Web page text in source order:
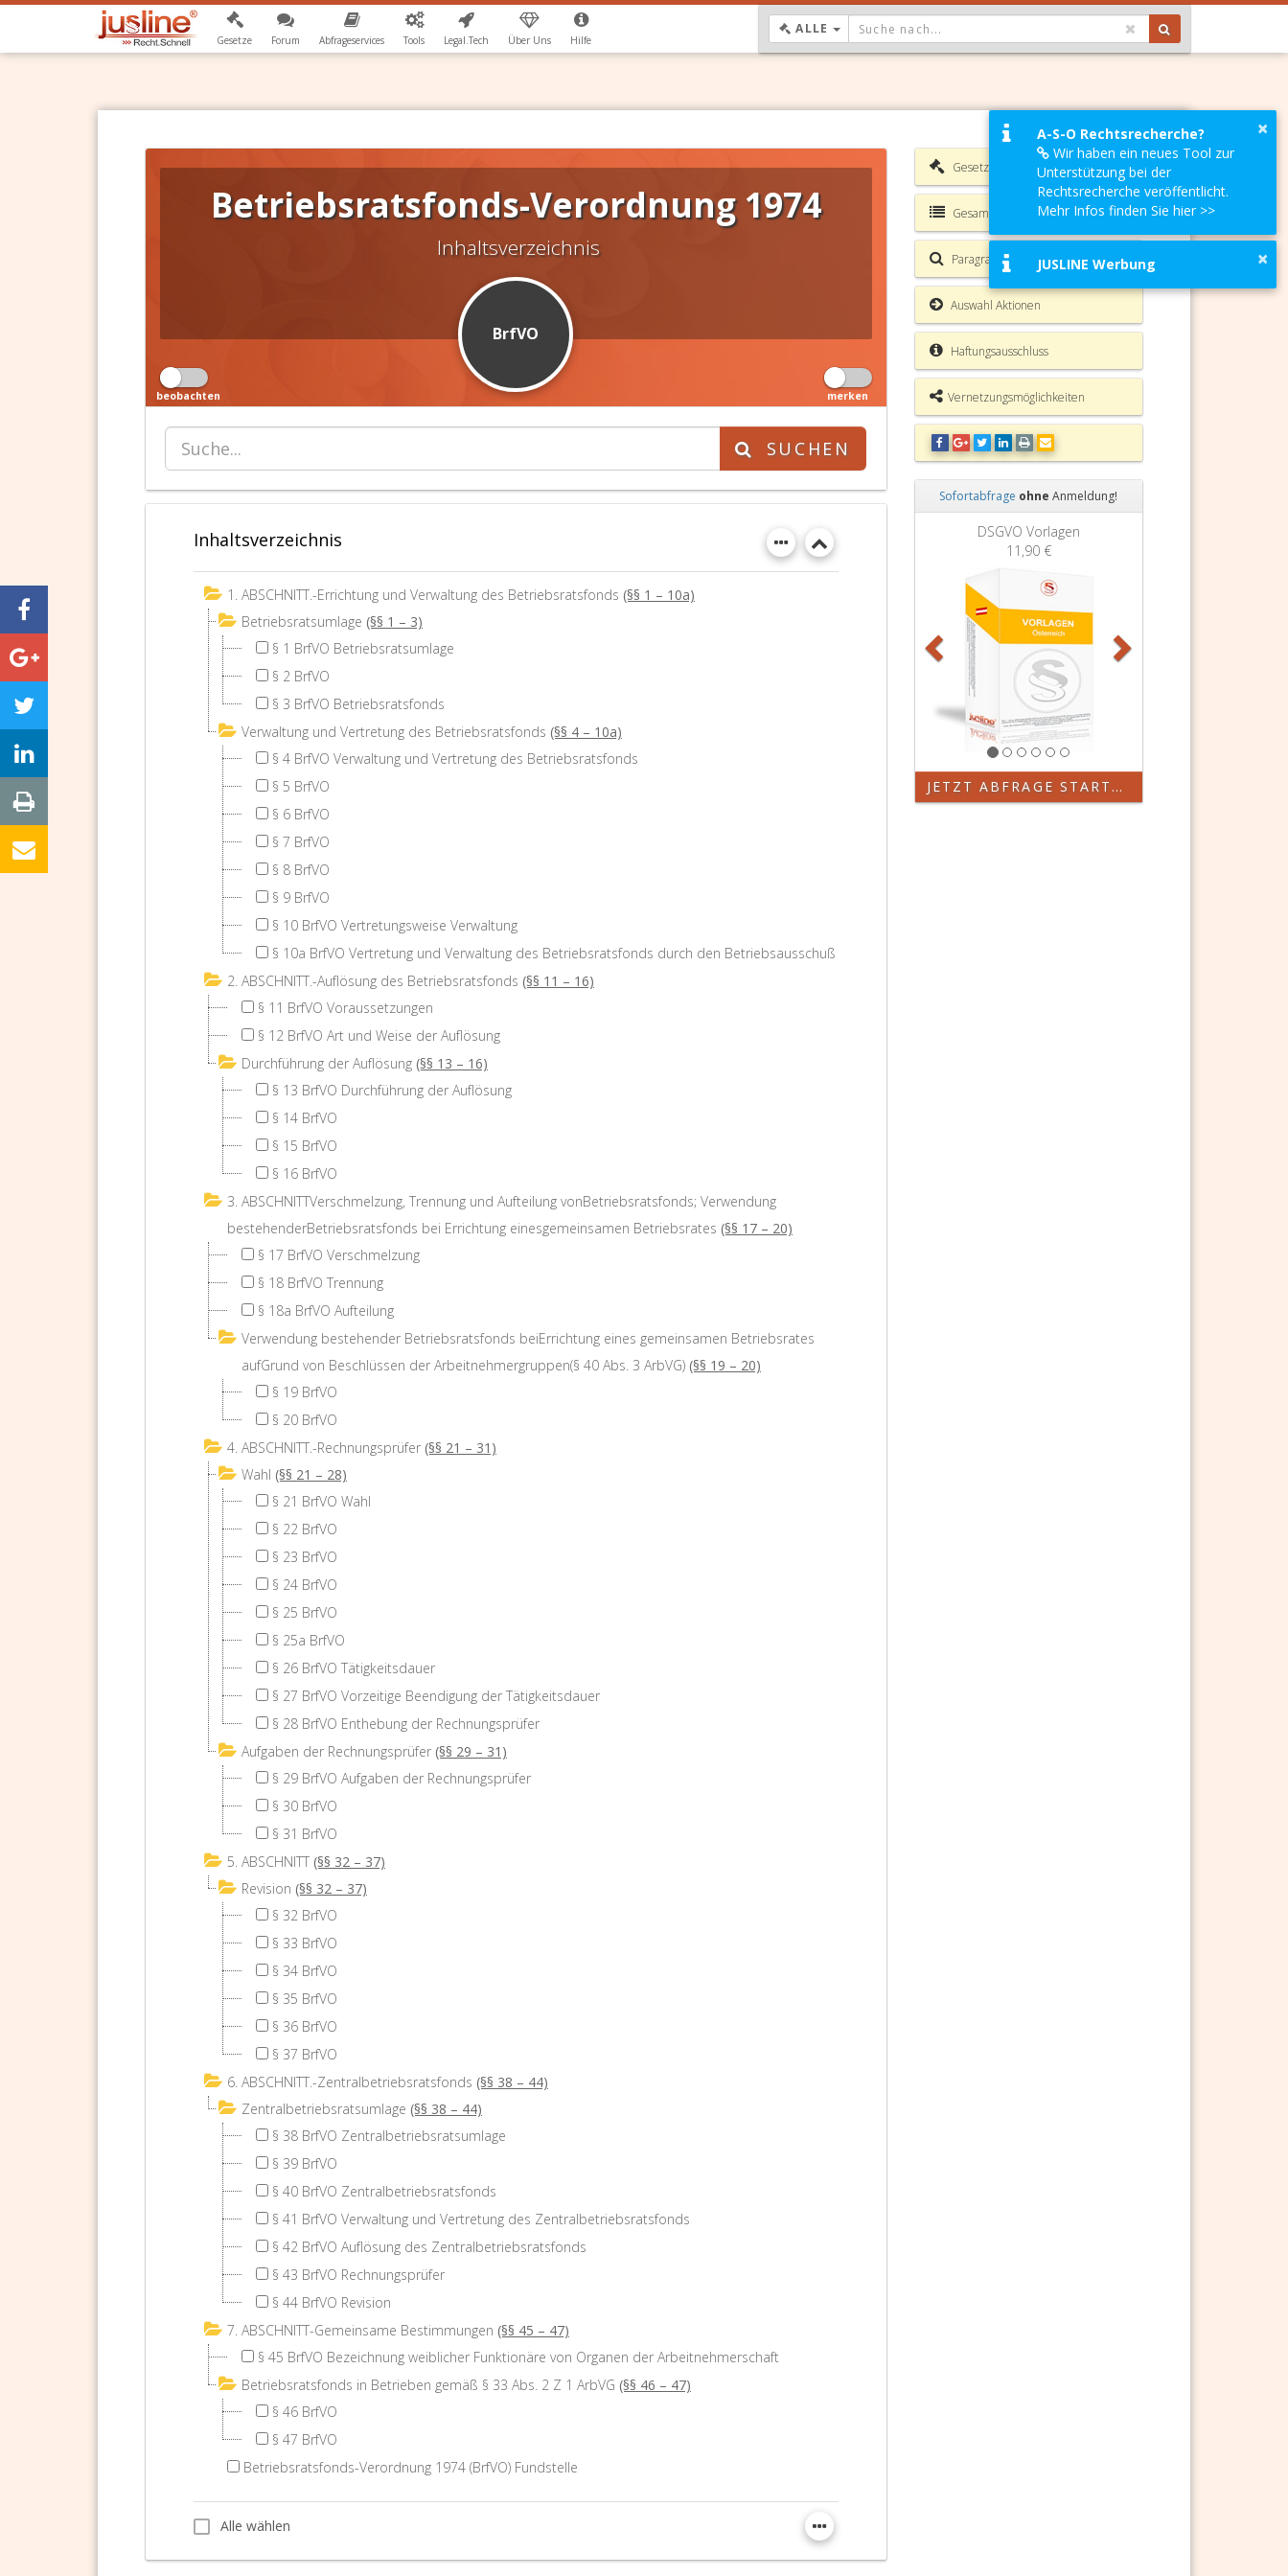
Gesetze Forum Abfrageservices Tools Legal.Tech Über Uns Hilfe
ALLE DROPDOWN: GEWÄHLTER WERT IST ALLE
Betriebsratsfonds-Verordnung 1974
Inhaltsverzeichnis
BrfVO
beobachten merken
SUCHEN
Inhaltsverzeichnis
1. ABSCHNITT.-Errichtung und Verwaltung des Betriebsratsfonds (§§ 1 – 10a)
Betriebsratsumlage (§§ 1 – 3)
§ 1 BrfVO Betriebsratsumlage
§ 2 BrfVO
§ 3 BrfVO Betriebsratsfonds
Verwaltung und Vertretung des Betriebsratsfonds (§§ 4 – 10a)
§ 4 BrfVO Verwaltung und Vertretung des Betriebsratsfonds
§ 5 BrfVO
§ 6 BrfVO
§ 7 BrfVO
§ 8 BrfVO
§ 9 BrfVO
§ 10 BrfVO Vertretungsweise Verwaltung
§ 10a BrfVO Vertretung und Verwaltung des Betriebsratsfonds durch den Betriebsausschuß
2. ABSCHNITT.-Auflösung des Betriebsratsfonds (§§ 11 – 16)
§ 11 BrfVO Voraussetzungen
§ 12 BrfVO Art und Weise der Auflösung
Durchführung der Auflösung (§§ 13 – 16)
§ 13 BrfVO Durchführung der Auflösung
§ 14 BrfVO
§ 15 BrfVO
§ 16 BrfVO
3. ABSCHNITTVerschmelzung, Trennung und Aufteilung vonBetriebsratsfonds; Verwendung
bestehenderBetriebsratsfonds bei Errichtung einesgemeinsamen Betriebsrates (§§ 17 – 20)
§ 17 BrfVO Verschmelzung
§ 18 BrfVO Trennung
§ 18a BrfVO Aufteilung
Verwendung bestehender Betriebsratsfonds beiErrichtung eines gemeinsamen Betriebsrates
aufGrund von Beschlüssen der Arbeitnehmergruppen(§ 40 Abs. 3 ArbVG) (§§ 19 – 20)
§ 19 BrfVO
§ 20 BrfVO
4. ABSCHNITT.-Rechnungsprüfer (§§ 21 – 31)
Wahl (§§ 21 – 28)
§ 21 BrfVO Wahl
§ 22 BrfVO
§ 23 BrfVO
§ 24 BrfVO
§ 25 BrfVO
§ 25a BrfVO
§ 26 BrfVO Tätigkeitsdauer
§ 27 BrfVO Vorzeitige Beendigung der Tätigkeitsdauer
§ 28 BrfVO Enthebung der Rechnungsprüfer
Aufgaben der Rechnungsprüfer (§§ 29 – 31)
§ 29 BrfVO Aufgaben der Rechnungsprüfer
§ 30 BrfVO
§ 31 BrfVO
5. ABSCHNITT (§§ 32 – 37)
Revision (§§ 32 – 37)
§ 32 BrfVO
§ 33 BrfVO
§ 34 BrfVO
§ 35 BrfVO
§ 36 BrfVO
§ 37 BrfVO
6. ABSCHNITT.-Zentralbetriebsratsfonds (§§ 38 – 44)
Zentralbetriebsratsumlage (§§ 38 – 44)
§ 38 BrfVO Zentralbetriebsratsumlage
§ 39 BrfVO
§ 40 BrfVO Zentralbetriebsratsfonds
§ 41 BrfVO Verwaltung und Vertretung des Zentralbetriebsratsfonds
§ 42 BrfVO Auflösung des Zentralbetriebsratsfonds
§ 43 BrfVO Rechnungsprüfer
§ 44 BrfVO Revision
7. ABSCHNITT-Gemeinsame Bestimmungen (§§ 45 – 47)
§ 45 BrfVO Bezeichnung weiblicher Funktionäre von Organen der Arbeitnehmerschaft
Betriebsratsfonds in Betrieben gemäß § 33 Abs. 2 Z 1 ArbVG (§§ 46 – 47)
§ 46 BrfVO
§ 47 BrfVO
Betriebsratsfonds-Verordnung 1974 (BrfVO) Fundstelle
Alle wählen
Alle wählen
Gesetzesverzeichnis
Gesamte Rechtsvorschrift
Paragrafen Volltextsuche
Auswahl Aktionen
Haftungsausschluss
Vernetzungsmöglichkeiten
Sofortabfrage ohne Anmeldung!
DSGVO Vorlagen
11,90 €
Zurück
JETZT ABFRAGE STARTEN
×
A-S-O Rechtsrecherche?
Wir haben ein neues Tool zur
Unterstützung bei der
Rechtsrecherche veröffentlicht.
Mehr Infos finden Sie hier >>
×
JUSLINE Werbung